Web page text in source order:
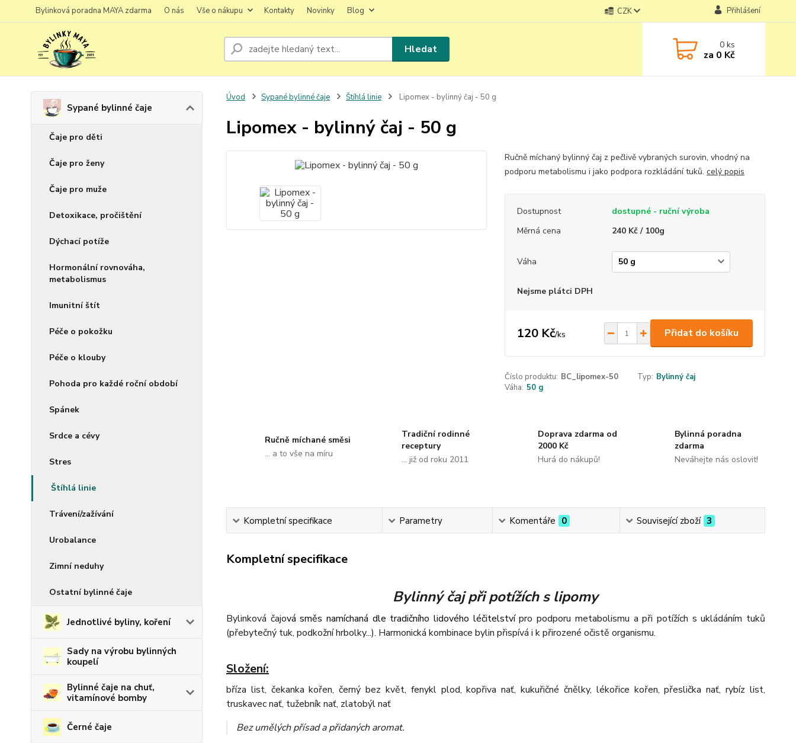
Bylinková poradna MAYA zdarma O nás Vše o nákupu Kontakty Novinky Blog CZK Přihlášení
Hledat 0ks
za 0 Kč
Sypané bylinné čaje
Čaje pro děti
Čaje pro ženy
Čaje pro muže
Detoxikace, pročištění
Dýchací potíže
Hormonální rovnováha,
metabolismus
Imunitní štít
Péče o pokožku
Péče o klouby
Pohoda pro každé roční období
Spánek
Srdce a cévy
Stres
Štíhlá linie
Trávení/zažívání
Urobalance
Zimní neduhy
Ostatní bylinné čaje
Jednotlivé byliny, koření
Sady na výrobu bylinných
koupelí
Bylinné čaje na chuť,
vitamínové bomby
Černé čaje
Úvod Sypané bylinné čaje Štíhlá linie Lipomex - bylinný čaj - 50 g
Lipomex - bylinný čaj - 50 g
Ručně míchaný bylinný čaj z pečlivě vybraných surovin, vhodný na
podporu metabolismu i jako podpora rozkládání tuků. celý popis
Dostupnost
dostupné - ruční výroba
Měrná cena
240 Kč / 100g
Váha
Nejsme plátci DPH
120 Kč/ks Přidat do košíku
Číslo produktu: BC_lipomex-50 Typ: Bylinný čaj
Váha: 50 g
Ručně míchané směsi
... a to vše na míru
Tradiční rodinné
receptury
... již od roku 2011
Doprava zdarma od
2000 Kč
Hurá do nákupů!
Bylinná poradna
zdarma
Neváhejte nás oslovit!
Kompletní specifikace Parametry Komentáře 0 Související zboží 3
Kompletní specifikace
Bylinný čaj při potížích s lipomy
Bylinková čajová směs namíchaná dle tradičního lidového léčitelství pro podporu metabolismu a při potížích s ukládáním tuků
(přebytečný tuk, podkožní hrbolky...). Harmonická kombinace bylin přispívá i k přirozené očistě organismu.
Složení:
bříza list, čekanka kořen, černý bez květ, fenykl plod, kopřiva nať, kukuřičné čnělky, lékořice kořen, přeslička nať, rybíz list,
truskavec nať, tužebník nať, zlatobýl nať
Bez umělých přísad a přidaných aromat.